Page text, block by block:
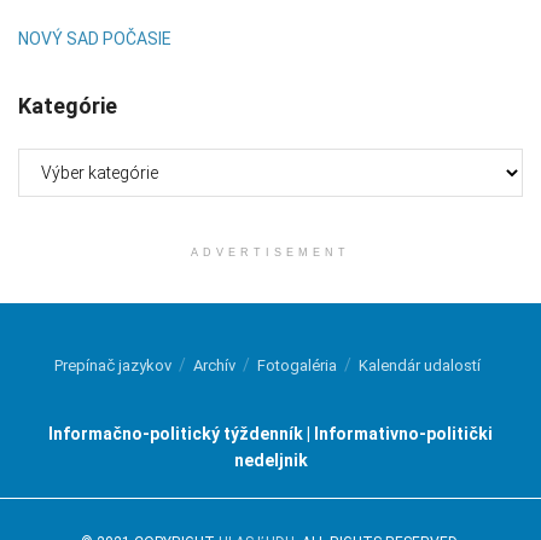
NOVÝ SAD POČASIE
Kategórie
ADVERTISEMENT
Prepínač jazykov Archív Fotogaléria Kalendár udalostí
Informačno-politický týždenník | Informativno-politički
nedeljnik